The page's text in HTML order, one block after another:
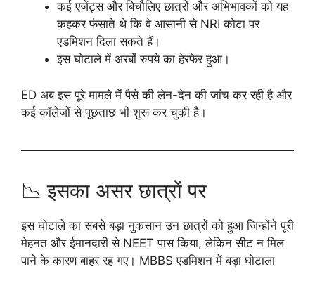
कई एजेंट्स और बिचौलिए छात्रों और अभिभावकों को यह
कहकर फंसाते थे कि वे आसानी से NRI कोटा पर
एडमिशन दिला सकते हैं।
इस घोटाले में अरबों रुपये का हेरफेर हुआ।
ED अब इस पूरे मामले में पैसे की लेन-देन की जांच कर रही है और
कई कॉलेजों से पूछताछ भी शुरू कर चुकी है।
📉 इसका असर छात्रों पर
इस घोटाले का सबसे बड़ा नुकसान उन छात्रों को हुआ जिन्होंने पूरी
मेहनत और ईमानदारी से NEET पास किया, लेकिन सीट न मिल
पाने के कारण बाहर रह गए। MBBS एडमिशन में बड़ा घोटाला